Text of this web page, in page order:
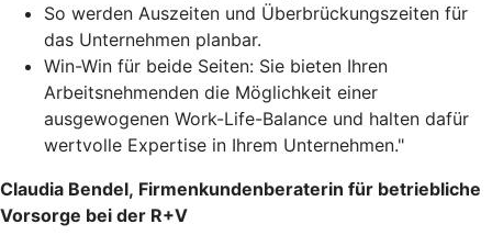
So werden Auszeiten und Überbrückungszeiten für
das Unternehmen planbar.
Win-Win für beide Seiten: Sie bieten Ihren
Arbeitsnehmenden die Möglichkeit einer
ausgewogenen Work-Life-Balance und halten dafür
wertvolle Expertise in Ihrem Unternehmen."
Claudia Bendel, Firmenkundenberaterin für betriebliche
Vorsorge bei der R+V